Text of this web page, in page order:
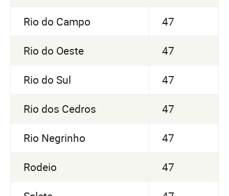
Rio do Campo 47
Rio do Oeste 47
Rio do Sul 47
Rio dos Cedros 47
Rio Negrinho 47
Rodeio 47